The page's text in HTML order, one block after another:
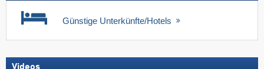
Günstige Unterkünfte/Hotels